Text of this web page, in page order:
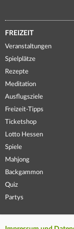
FREIZEIT
Veranstaltungen
Spielplätze
Rezepte
Meditation
Ausflugsziele
Freizeit-Tipps
Ticketshop
Lotto Hessen
Spiele
Mahjong
Backgammon
Quiz
Partys